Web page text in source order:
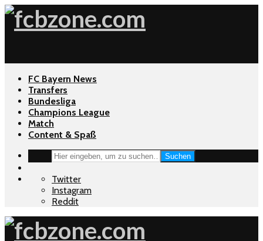
FC Bayern News
Transfers
Bundesliga
Champions League
Match
Content & Spaß
Suchen
Twitter
Instagram
Reddit